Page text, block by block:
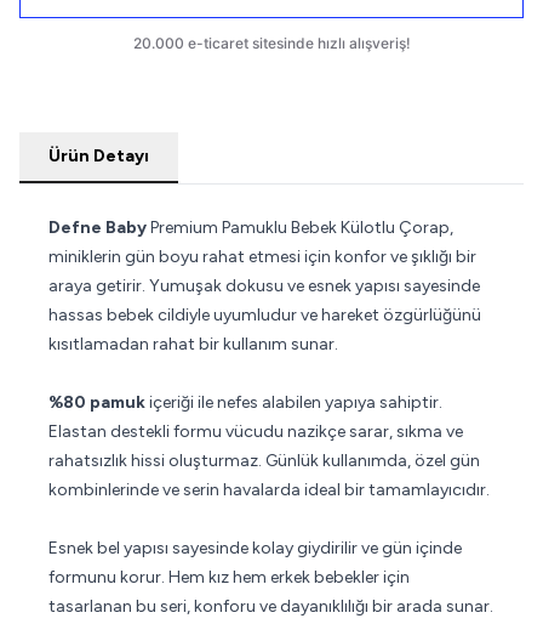
Ürün Detayı
Defne BabyPremium Pamuklu Bebek Külotlu Çorap,
miniklerin gün boyu rahat etmesi için konfor ve şıklığı bir
araya getirir. Yumuşak dokusu ve esnek yapısı sayesinde
hassas bebek cildiyle uyumludur ve hareket özgürlüğünü
kısıtlamadan rahat bir kullanım sunar.
%80 pamukiçeriği ile nefes alabilen yapıya sahiptir.
Elastan destekli formu vücudu nazikçe sarar, sıkma ve
rahatsızlık hissi oluşturmaz. Günlük kullanımda, özel gün
kombinlerinde ve serin havalarda ideal bir tamamlayıcıdır.
Esnek bel yapısı sayesinde kolay giydirilir ve gün içinde
formunu korur. Hem kız hem erkek bebekler için
tasarlanan bu seri, konforu ve dayanıklılığı bir arada sunar.